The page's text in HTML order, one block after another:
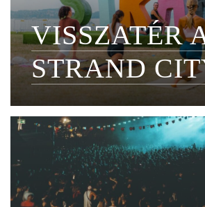
VISSZATÉR
STRAND